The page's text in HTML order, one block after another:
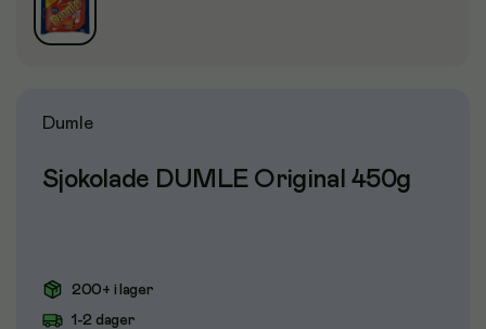
Dumle
Sjokolade DUMLE Original 450g
200+ i lager
1-2 dager